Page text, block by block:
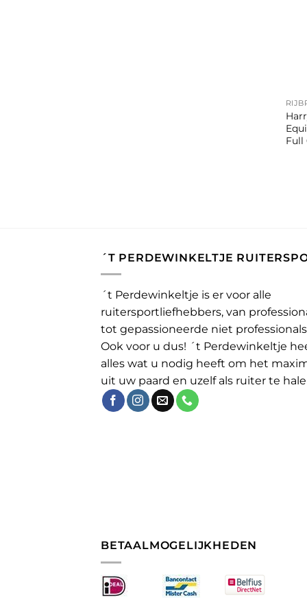
Full
´T PERDEWINKELTJE
´t Perdewinkeltje is er voor alle
ruitersportliefhebbers, van
tot gepassioneerde niet
Ook voor u dus! ´t Perdewinkeltje
alles wat u nodig heeft om het
uit uw paard en uzelf als ruiter te
BETAALMOGELIJKHEDEN